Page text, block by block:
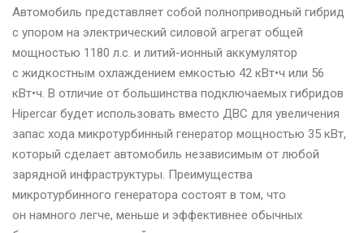
Автомобиль представляет собой полноприводный гибрид
с упором на электрический силовой агрегат общей
мощностью 1180 л.с. и литий-ионный аккумулятор
с жидкостным охлаждением емкостью 42 кВт•ч или 56
кВт•ч. В отличие от большинства подключаемых гибридов
Hipercar будет использовать вместо ДВС для увеличения
запас хода микротурбинный генератор мощностью 35 кВт,
который сделает автомобиль независимым от любой
зарядной инфраструктуры. Преимущества
микротурбинного генератора состоят в том, что
он намного легче, меньше и эффективнее обычных